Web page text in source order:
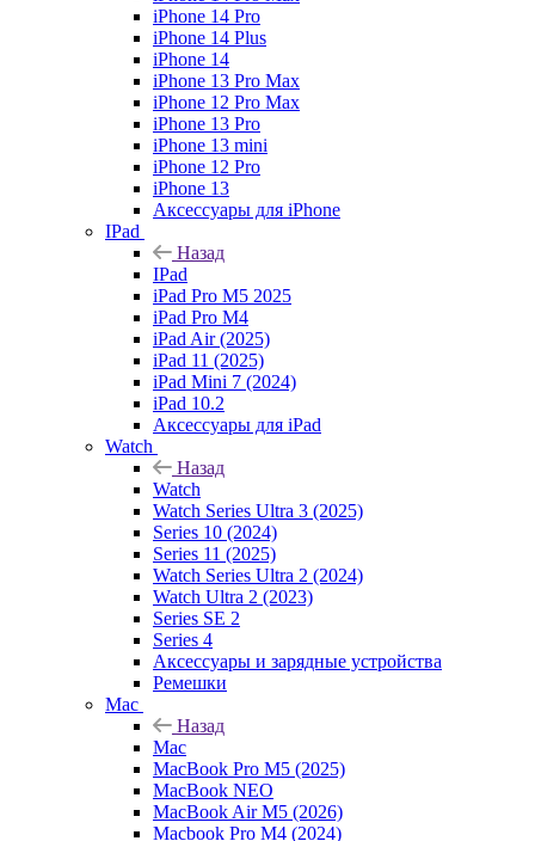
iPhone 14 Pro
iPhone 14 Plus
iPhone 14
iPhone 13 Pro Max
iPhone 12 Pro Max
iPhone 13 Pro
iPhone 13 mini
iPhone 12 Pro
iPhone 13
Аксессуары для iPhone
IPad
Назад
IPad
iPad Pro M5 2025
iPad Pro M4
iPad Air (2025)
iPad 11 (2025)
iPad Mini 7 (2024)
iPad 10.2
Аксессуары для iPad
Watch
Назад
Watch
Watch Series Ultra 3 (2025)
Series 10 (2024)
Series 11 (2025)
Watch Series Ultra 2 (2024)
Watch Ultra 2 (2023)
Series SE 2
Series 4
Аксессуары и зарядные устройства
Ремешки
Mac
Назад
Mac
MacBook Pro M5 (2025)
MacBook NEO
MacBook Air M5 (2026)
Macbook Pro M4 (2024)